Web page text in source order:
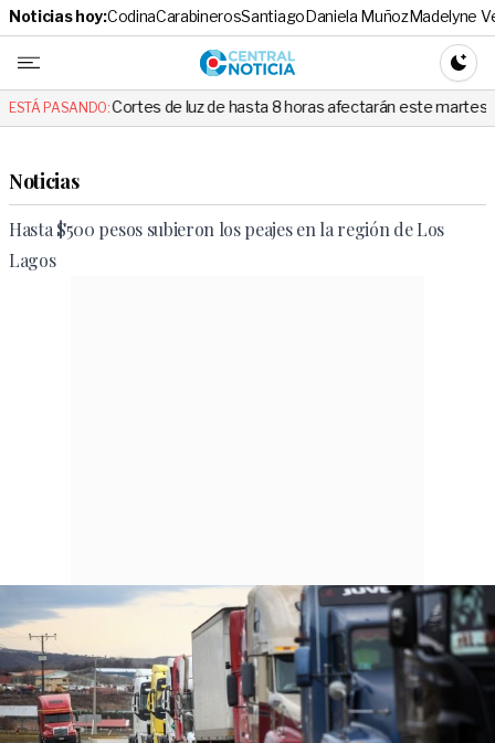
Noticias hoy:CodinaCarabinerosSantiagoDaniela MuñozMadelyne
Central
ESTÁ PASANDO:
Cortes de luz de hasta 8 horas afectarán este martes a siete
Noticias
Hasta $500 pesos subieron los peajes en la región de Los
Lagos